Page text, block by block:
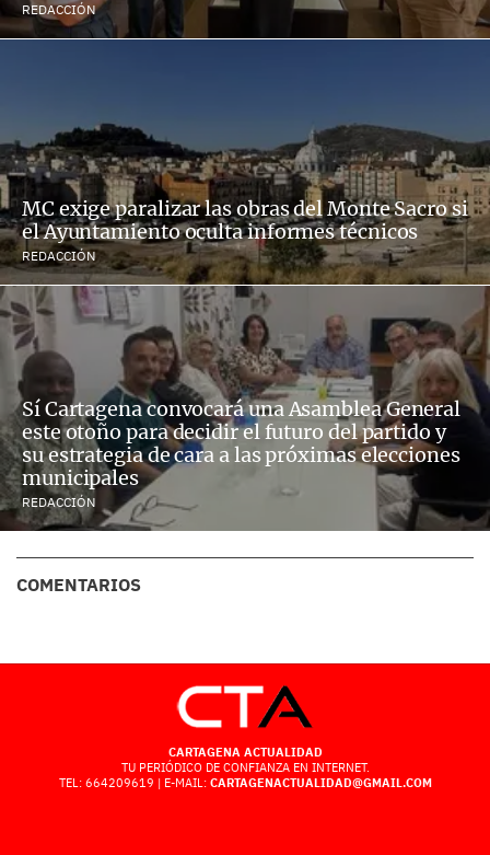
REDACCIÓN
MC exige paralizar las obras del Monte Sacro si
el Ayuntamiento oculta informes técnicos
REDACCIÓN
Sí Cartagena convocará una Asamblea General
este otoño para decidir el futuro del partido y
su estrategia de cara a las próximas elecciones
municipales
REDACCIÓN
COMENTARIOS
CARTAGENA ACTUALIDAD
TU PERIÓDICO DE CONFIANZA EN INTERNET.
TEL: 664209619 | E-MAIL: CARTAGENACTUALIDAD@GMAIL.COM